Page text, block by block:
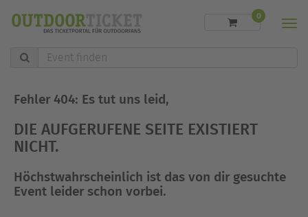
Event
finden
0
Fehler 404: Es tut uns leid,
DIE AUFGERUFENE SEITE EXISTIERT
NICHT.
Höchstwahrscheinlich ist das von dir gesuchte
Event leider schon vorbei.